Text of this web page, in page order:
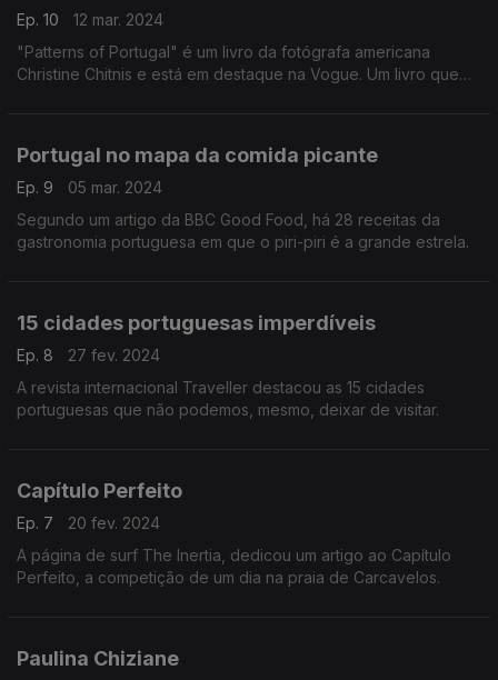
Ep. 10
12 mar. 2024
"Patterns of Portugal" é um livro da fotógrafa americana
Christine Chitnis e está em destaque na Vogue. Um livro que
Portugal no mapa da comida picante
Ep. 9
05 mar. 2024
Segundo um artigo da BBC Good Food, há 28 receitas da
gastronomia portuguesa em que o piri-piri é a grande estrela.
15 cidades portuguesas imperdíveis
Ep. 8
27 fev. 2024
A revista internacional Traveller destacou as 15 cidades
portuguesas que não podemos, mesmo, deixar de visitar.
Capítulo Perfeito
Ep. 7
20 fev. 2024
A página de surf The Inertia, dedicou um artigo ao Capítulo
Perfeito, a competição de um dia na praia de Carcavelos.
Paulina Chiziane